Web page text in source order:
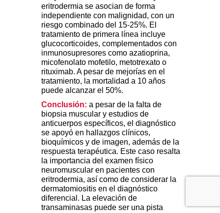
eritrodermia se asocian de forma
independiente con malignidad, con un
riesgo combinado del 15-25%. El
tratamiento de primera línea incluye
glucocorticoides, complementados con
inmunosupresores como azatioprina,
micofenolato mofetilo, metotrexato o
rituximab. A pesar de mejorías en el
tratamiento, la mortalidad a 10 años
puede alcanzar el 50%.
Conclusión: a pesar de la falta de
biopsia muscular y estudios de
anticuerpos específicos, el diagnóstico
se apoyó en hallazgos clínicos,
bioquímicos y de imagen, además de la
respuesta terapéutica. Este caso resalta
la importancia del examen físico
neuromuscular en pacientes con
eritrodermia, así como de considerar la
dermatomiositis en el diagnóstico
diferencial. La elevación de
transaminasas puede ser una pista